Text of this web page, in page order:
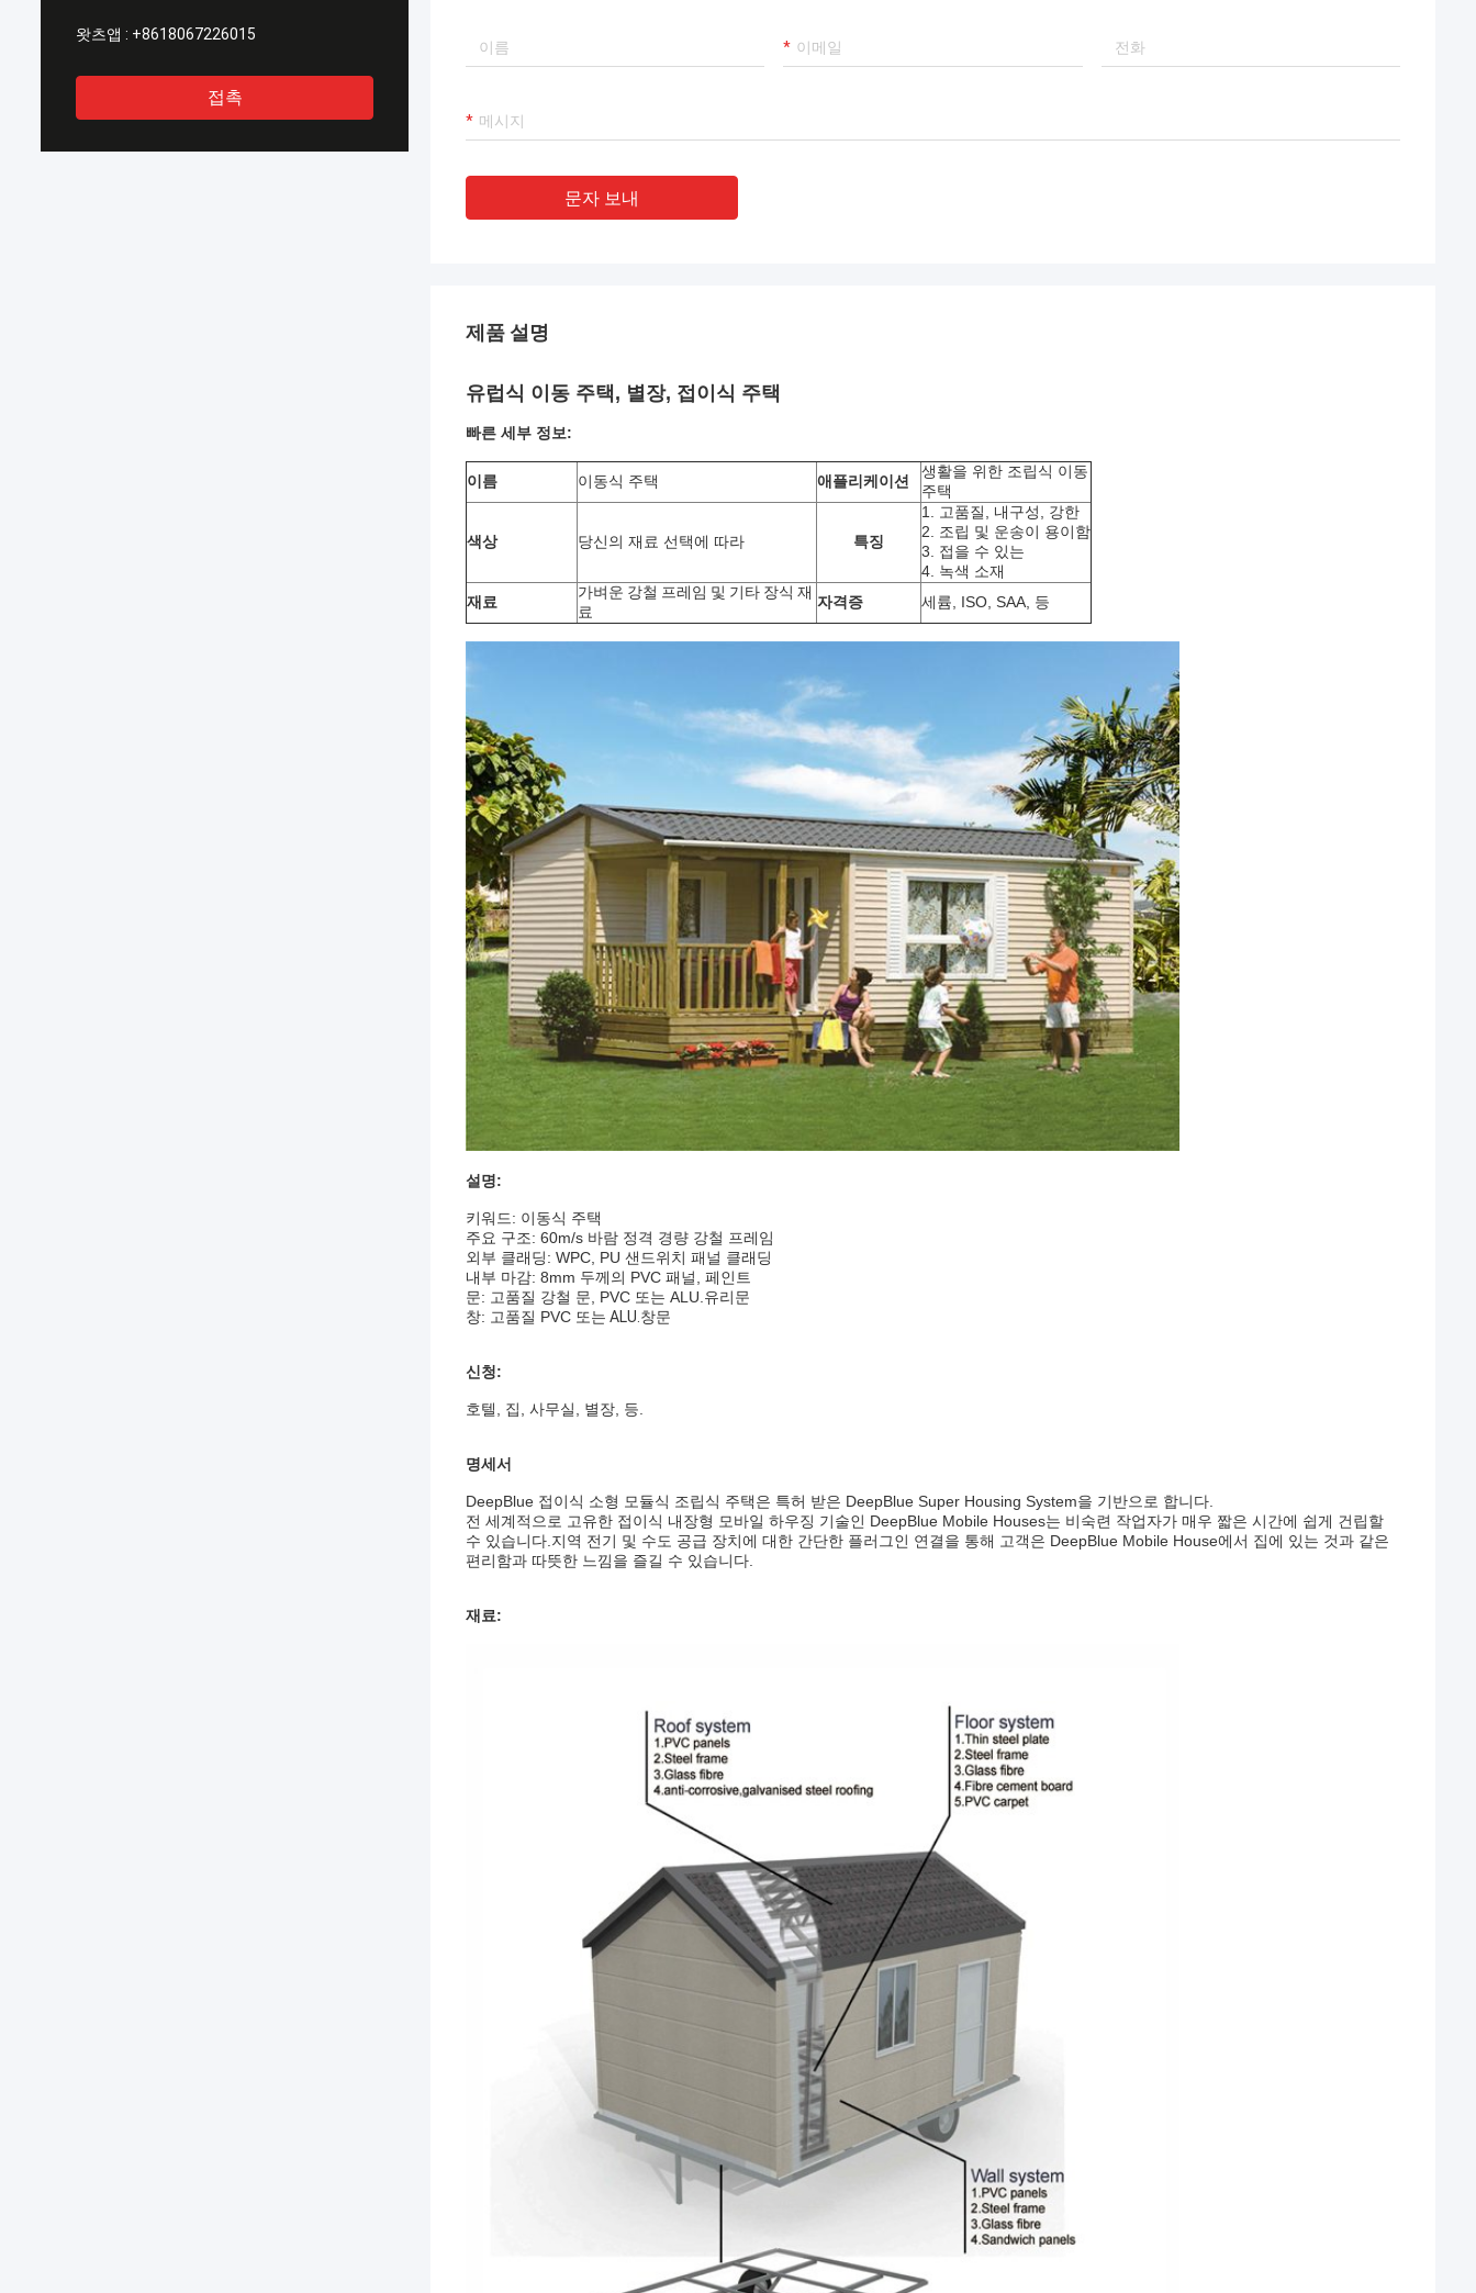
왓츠앱 : +8618067226015
접촉
문자 보내
제품 설명
유럽식 이동 주택, 별장, 접이식 주택
빠른 세부 정보:
이름 이동식 주택 애플리케이션
생활을 위한 조립식 이동
주택
색상 당신의 재료 선택에 따라 특징
1. 고품질, 내구성, 강한
2. 조립 및 운송이 용이함
3. 접을 수 있는
4. 녹색 소재
재료
가벼운 강철 프레임 및 기타 장식 재
료
자격증 세륨, ISO, SAA, 등
설명:
키워드: 이동식 주택
주요 구조: 60m/s 바람 정격 경량 강철 프레임
외부 클래딩: WPC, PU 샌드위치 패널 클래딩
내부 마감: 8mm 두께의 PVC 패널, 페인트
문: 고품질 강철 문, PVC 또는 ALU.유리문
창: 고품질 PVC 또는 ALU. 창문
신청:
호텔, 집, 사무실, 별장, 등.
명세서
DeepBlue 접이식 소형 모듈식 조립식 주택은 특허 받은 DeepBlue Super Housing System을 기반으로 합니다.
전 세계적으로 고유한 접이식 내장형 모바일 하우징 기술인 DeepBlue Mobile Houses는 비숙련 작업자가 매우 짧은 시간에 쉽게 건립할
수 있습니다.지역 전기 및 수도 공급 장치에 대한 간단한 플러그인 연결을 통해 고객은 DeepBlue Mobile House에서 집에 있는 것과 같은
편리함과 따뜻한 느낌을 즐길 수 있습니다.
재료: